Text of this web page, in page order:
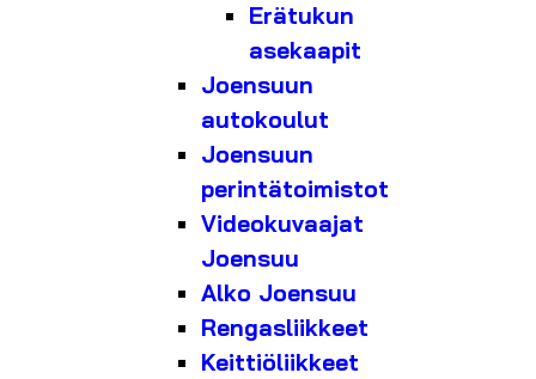
Erätukun
asekaapit
Joensuun
autokoulut
Joensuun
perintätoimistot
Videokuvaajat
Joensuu
Alko Joensuu
Rengasliikkeet
Keittiöliikkeet